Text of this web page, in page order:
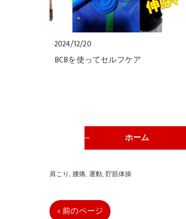
2024/12/20
BCBを使ってセルフケア
ホーム
肩こり 腰痛 運動 貯筋体操
< 前のページ